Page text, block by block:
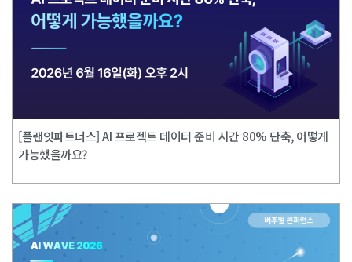
[플랜잇파트너스] AI 프로젝트 데이터 준비 시간 80% 단축, 어떻게
가능했을까요?